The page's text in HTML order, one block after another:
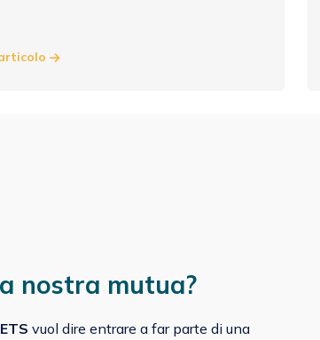
nostra mutua?
vuol dire entrare a far parte di una